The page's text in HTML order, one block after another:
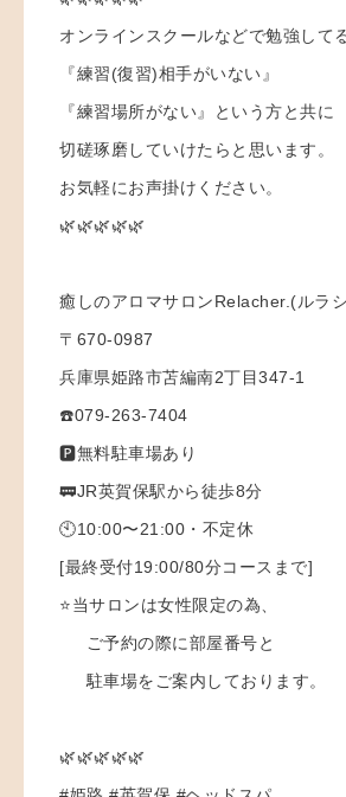
オンラインスクールなどで勉強して
『練習(復習)相手がいない』
『練習場所がない』という方と共に
切磋琢磨していけたらと思います。
お気軽にお声掛けください。
🌿🌿🌿🌿🌿
癒しのアロマサロンRelacher.(ルラ
〒670-0987
兵庫県姫路市苫編南2丁目347-1
☎️079-263-7404
🅿️無料駐車場あり
🚃JR英賀保駅から徒歩8分
🕙10:00〜21:00・不定休
[最終受付19:00/80分コースまで]
⭐️当サロンは女性限定の為、
ご予約の際に部屋番号と
駐車場をご案内しております。
🌿🌿🌿🌿🌿